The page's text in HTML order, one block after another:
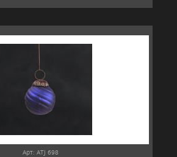
Арт: ATJ 698